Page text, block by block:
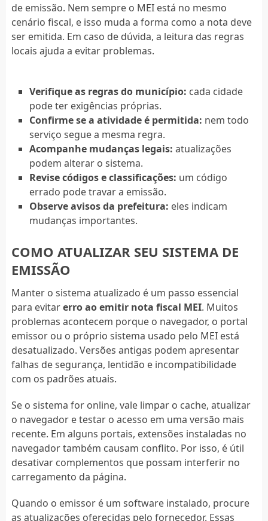
de emissão. Nem sempre o MEI está no mesmo
cenário fiscal, e isso muda a forma como a nota deve
ser emitida. Em caso de dúvida, a leitura das regras
locais ajuda a evitar problemas.
Verifique as regras do município: cada cidade
pode ter exigências próprias.
Confirme se a atividade é permitida: nem todo
serviço segue a mesma regra.
Acompanhe mudanças legais: atualizações
podem alterar o sistema.
Revise códigos e classificações: um código
errado pode travar a emissão.
Observe avisos da prefeitura: eles indicam
mudanças importantes.
COMO ATUALIZAR SEU SISTEMA DE
EMISSÃO
Manter o sistema atualizado é um passo essencial
para evitarerro ao emitir nota fiscal MEI. Muitos
problemas acontecem porque o navegador, o portal
emissor ou o próprio sistema usado pelo MEI está
desatualizado. Versões antigas podem apresentar
falhas de segurança, lentidão e incompatibilidade
com os padrões atuais.
Se o sistema for online, vale limpar o cache, atualizar
o navegador e testar o acesso em uma versão mais
recente. Em alguns portais, extensões instaladas no
navegador também causam conflito. Por isso, é útil
desativar complementos que possam interferir no
carregamento da página.
Quando o emissor é um software instalado, procure
as atualizações oferecidas pelo fornecedor. Essas